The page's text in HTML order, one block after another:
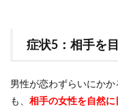
症状5：相手を
男性が恋わずらいにか
も、 相手の女性を自然に